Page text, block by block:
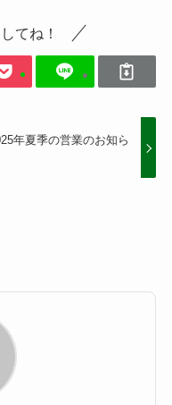
てね！
年夏季の営業のお知ら